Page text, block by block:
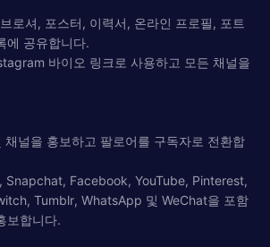
로셔, 포스터, 이력서, 온라인 프로필, 포트
에 공유합니다.
바이오 링크로 사용하고 모든 채널을
채널을 홍보하고 팔로어를 구독자로 전환합
Snapchat, Facebook, YouTube, Pinterest,
Tumblr, WhatsApp 및 WeChat을 포함
보합니다.